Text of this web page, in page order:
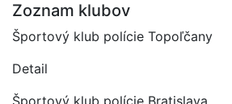
Zoznam klubov
Športový klub polície Topoľčany
Detail